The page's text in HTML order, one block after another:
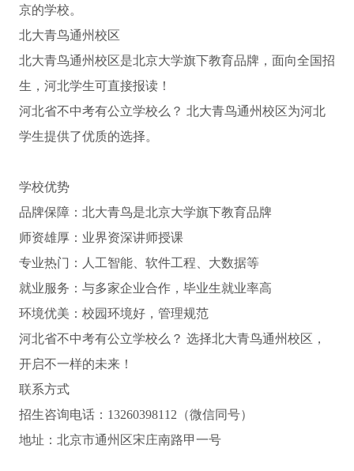
京的学校。
北大青鸟通州校区
北大青鸟通州校区是北京大学旗下教育品牌，面向全国招
生，河北学生可直接报读！
河北省不中考有公立学校么？ 北大青鸟通州校区为河北
学生提供了优质的选择。
学校优势
品牌保障：北大青鸟是北京大学旗下教育品牌
师资雄厚：业界资深讲师授课
专业热门：人工智能、软件工程、大数据等
就业服务：与多家企业合作，毕业生就业率高
环境优美：校园环境好，管理规范
河北省不中考有公立学校么？ 选择北大青鸟通州校区，
开启不一样的未来！
联系方式
招生咨询电话：13260398112（微信同号）
地址：北京市通州区宋庄南路甲一号